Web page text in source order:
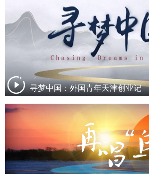
寻梦中国：外国青年天津创业记